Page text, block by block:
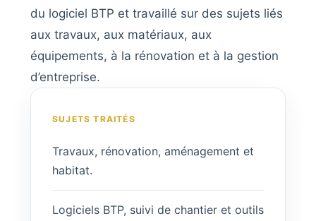
du logiciel BTP et travaillé sur des sujets liés
aux travaux, aux matériaux, aux
équipements, à la rénovation et à la gestion
d’entreprise.
SUJETS TRAITÉS
Travaux, rénovation, aménagement et
habitat.
Logiciels BTP, suivi de chantier et outils